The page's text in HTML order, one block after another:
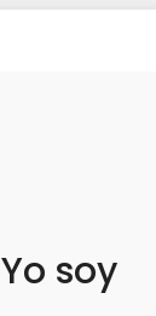
Yo soy